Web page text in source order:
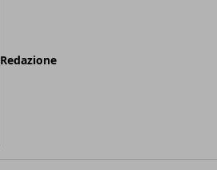
Redazione